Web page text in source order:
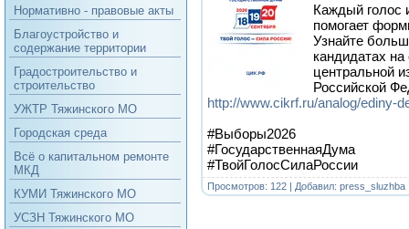
Нормативно - правовые акты
Благоустройство и
содержание территории
Градостроительство и
строительство
УЖТР Тяжинского МО
Городская среда
Всё о капитальном ремонте
МКД
КУМИ Тяжинского МО
УСЗН Тяжинского МО
Каждый голос
помогает
Узнайте
кандидатах
центральной
Российской
http://www.cikrf.ru/analog/ediny-
#Выборы2026
#ГосударственнаяДума
#ТвойГолосСилаРоссии
Просмотров: 122 | Добавил: press_sluzhba